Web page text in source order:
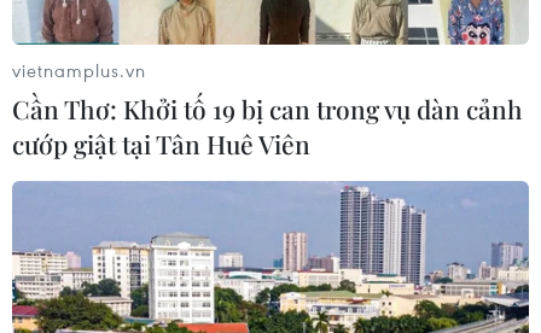
Giá vàng SJC trong nước và tỷ giá trung
vietnamplus.vn
Cần Thơ: Khởi tố 19 bị can trong vụ dàn cảnh
cướp giật tại Tân Huê Viên